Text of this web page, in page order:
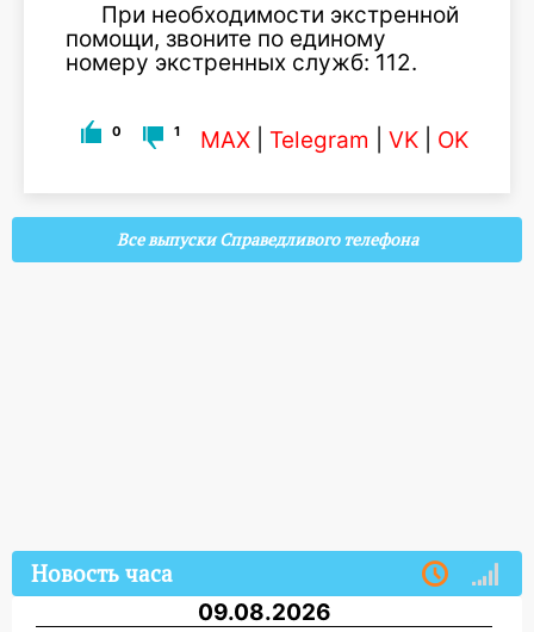
При необходимости экстренной
помощи, звоните по единому
номеру экстренных служб: 112.
0 1 MAX Telegram VK OK
Все выпуски Справедливого телефона
Новость часа
09.08.2026